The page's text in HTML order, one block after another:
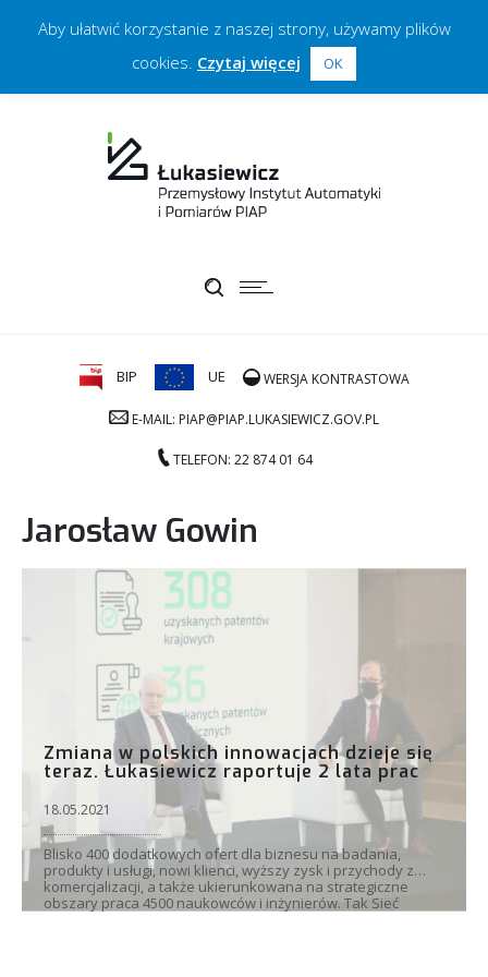
BIP UE WERSJA KONTRASTOWA
E-MAIL: PIAP@PIAP.LUKASIEWICZ.GOV.PL
TELEFON: 22 874 01 64
Jarosław Gowin
Zmiana w polskich innowacjach dzieje się
teraz. Łukasiewicz raportuje 2 lata prac
18.05.2021
Blisko 400 dodatkowych ofert dla biznesu na badania,
produkty i usługi, nowi klienci, wyższy zysk i przychody z
komercjalizacji, a także ukierunkowana na strategiczne
obszary praca 4500 naukowców i inżynierów. Tak Sieć
Aby ułatwić korzystanie z naszej strony, używamy plików
cookies. Czytaj więcej OK